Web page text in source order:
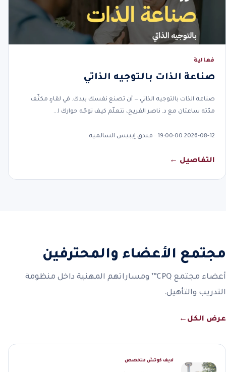
فعالية
صناعة الذات بالتوجيه الذاتي
صناعة الذات بالتوجيه الذاتي — أن تصنع نفسك بيدك. في لقاءٍ مكثّف
مدّته ساعتان مع د. ناصر الفريح، تتعلّم كيف توجّه حوارك ا…
2026-08-12 19:00:00 · فندق إيبيس السالمية
التفاصيل ←
مجتمع الأعضاء والمحترفين
أعضاء مجتمع CPQ™ ومساراتهم المهنية داخل منظومة
التدريب والتأهيل.
عرض الكل ←
لايف كوتش متخصص